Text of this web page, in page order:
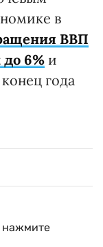
в
ВВП
6% и
года
нажмите